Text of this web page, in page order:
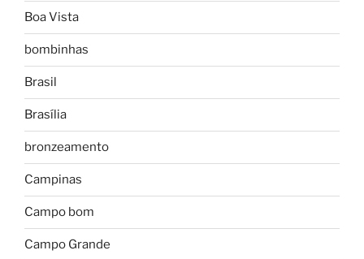
Boa Vista
bombinhas
Brasil
Brasília
bronzeamento
Campinas
Campo bom
Campo Grande